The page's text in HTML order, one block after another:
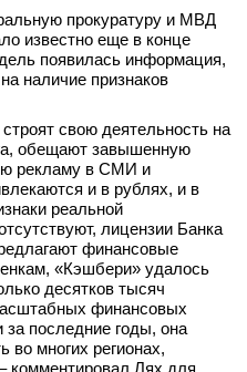
прокуратуру и МВД
известно еще в конце
появилась информация,
наличие признаков
свою деятельность на
обещают завышенную
рекламу в СМИ и
и в рублях, и в
реальной
лицензии Банка
финансовые
«Кэшбери» удалось
десятков тысяч
финансовых
последние годы, она
во многих регионах,
комментировал Лях для